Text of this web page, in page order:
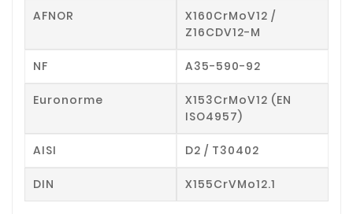
AFNOR
X160CrMoV12 /
Z16CDV12-M
NF A35-590-92
Euronorme
X153CrMoV12 (EN
ISO4957)
AISI D2 / T30402
DIN X155CrVMo12.1